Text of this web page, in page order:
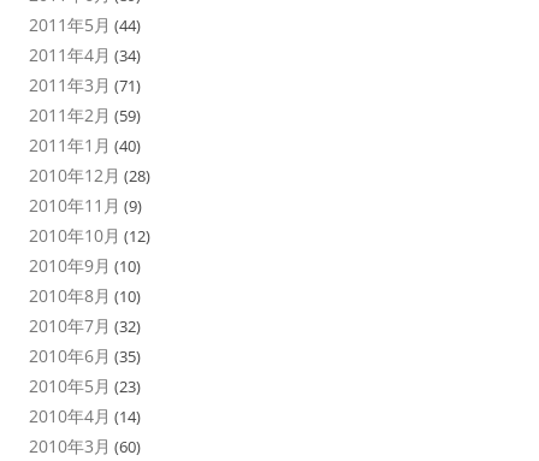
2011年5月 (44)
2011年4月 (34)
2011年3月 (71)
2011年2月 (59)
2011年1月 (40)
2010年12月 (28)
2010年11月 (9)
2010年10月 (12)
2010年9月 (10)
2010年8月 (10)
2010年7月 (32)
2010年6月 (35)
2010年5月 (23)
2010年4月 (14)
2010年3月 (60)